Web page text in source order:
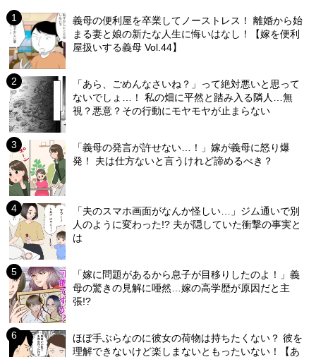
義母の便利屋を卒業してノーストレス！ 離婚から始
まる妻と娘の新たな人生に悔いはなし！【嫁を便利
屋扱いする義母 Vol.44】
「あら、ごめんなさいね？」って絶対悪いと思って
ないでしょ…！ 私の畑に平然と踏み入る隣人…無
視？悪意？その行動にモヤモヤが止まらない
「義母の発言が許せない…！」嫁が義母に怒り爆
発！ 夫は仕方ないと言うけれど諦めるべき？
「夫のスマホ画面がなんか怪しい…」ジム通いで別
人のように変わった!? 夫が隠していた衝撃の事実と
は
「嫁に問題があるから息子が目移りしたのよ！」義
母の驚きの見解に唖然…嫁の高学歴が原因だと主
張!?
ほぼ手ぶらなのに彼女の荷物は持ちたくない？ 彼を
理解できないけど楽しまないともったいない！【あ